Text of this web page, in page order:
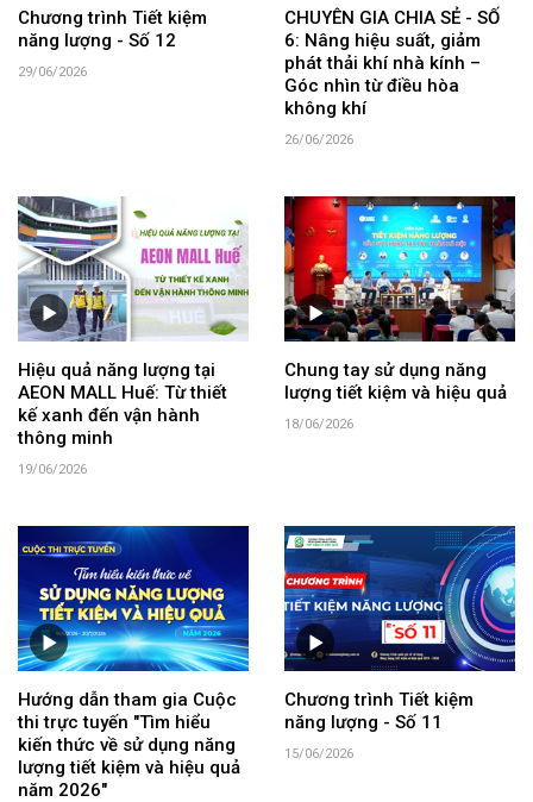
Chương trình Tiết kiệm
năng lượng - Số 12
29/06/2026
CHUYÊN GIA CHIA SẺ - SỐ
6: Nâng hiệu suất, giảm
phát thải khí nhà kính –
Góc nhìn từ điều hòa
không khí
26/06/2026
Hiệu quả năng lượng tại
AEON MALL Huế: Từ thiết
kế xanh đến vận hành
thông minh
19/06/2026
Chung tay sử dụng năng
lượng tiết kiệm và hiệu quả
18/06/2026
Hướng dẫn tham gia Cuộc
thi trực tuyến "Tìm hiểu
kiến thức về sử dụng năng
lượng tiết kiệm và hiệu quả
năm 2026"
Chương trình Tiết kiệm
năng lượng - Số 11
15/06/2026